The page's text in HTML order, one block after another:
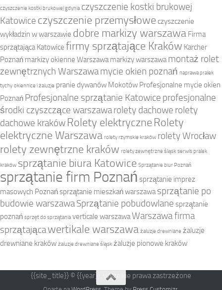
czyszczenie kostki brukowej gdynia czyszczenie kostki brukowej
Katowice czyszczenie przemysłowe czyszczenie
wykładzin w warszawie dobre markizy warszawa Firma
sprzątająca Katowice firmy sprzątające Kraków Karcher
Poznań markizy okienne Warszawa markizy warszawa montaż rolet
zewnętrznych Warszawamycie okien poznań naprawa pralek
tychy okiennice i żaluzje pranie dywanów Mokotów Profesjonalne mycie okien
Poznań Profesjonalne sprzątanie Katowice profesjonalne
środki czyszczące warszawarolety dachowe rolety
dachowe kraków Rolety elektryczne Rolety
elektryczne Warszawa rolety rzymskie kraków rolety Wrocław
rolety zewnętrzne kraków rolety zewnętrzne śląsk serwis pralek
kraków sprzątanie biura Katowice Sprzątanie biur Poznań
sprzątanie firm Poznań sprzątanie imprez
masowych Poznańsprzątanie mieszkań warszawa sprzątanie po
budowie warszawaSprzątanie pobudowlane sprzątanie
poznań sprzęt do sprzątania verticale warszawaWarszawa firma
sprzątającawertikale warszawa żaluzje drewniane żaluzje
drewniane kraków żaluzje drewniane śląsk żaluzje pionowe kraków
{{site_title}} © {{year}}. Wszelkie prawa zastrzeżone